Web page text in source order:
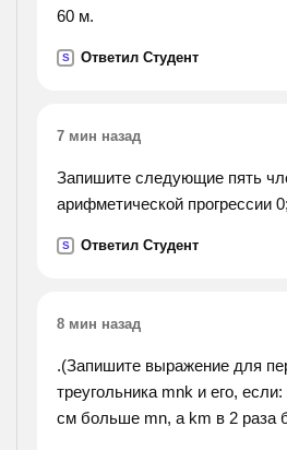
60 м.
S Ответил Студент
7 мин назад
Запишите следующие пять
арифметической прогрессии
S Ответил Студент
8 мин назад
.(Запишите выражение для
треугольника mnk и его,
см больше mn, а km в 2 раза